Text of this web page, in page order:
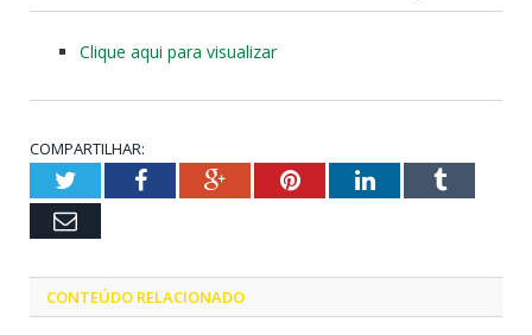
Clique aqui para visualizar
COMPARTILHAR:
TwitterFacebookGoogle+PinterestLinkedInTumblr
Email
CONTEÚDO RELACIONADO